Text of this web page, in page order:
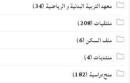
معهد التربية البدنية و الرياضية (34)
ملتقيات(208)
ملف السكن(6)
منتديات(4)
منح دراسية (182)